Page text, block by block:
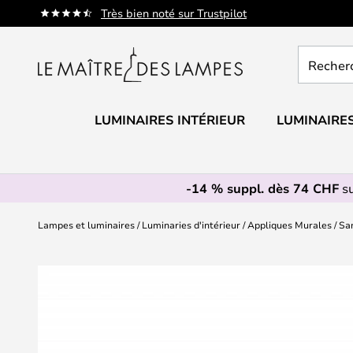
Très bien noté sur Trustpilot
Allez
au
un
LUMINAIRES INTÉRIEUR
-14 % suppl. dès 74 CHF
Lampes et luminaires Luminaries d'intérieur Appliques Murales